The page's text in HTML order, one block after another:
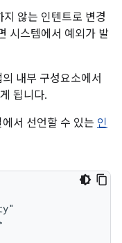
않는 인텐트로 변경
시스템에서 예외가 발
내부 구성요소에서
됩니다.
서 선언할 수 있는 인